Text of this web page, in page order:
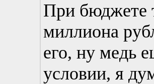
При бюджете
миллиона
его, ну медь
условии, я